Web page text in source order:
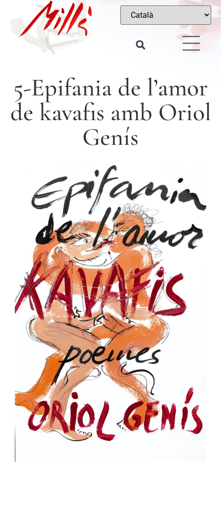
5-Epifania de l’amor
de kavafis amb Oriol
Genís